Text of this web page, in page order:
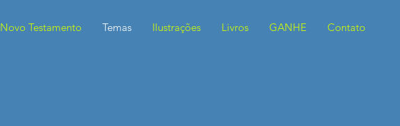
Novo Testamento Temas Ilustrações Livros GANHE Contato